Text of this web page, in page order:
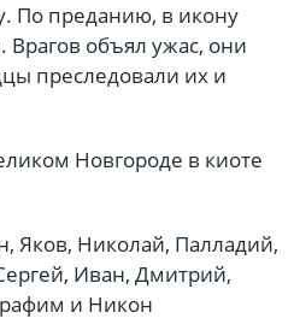
По преданию, в икону
Врагов объял ужас, они
преследовали их и
Новгороде в киоте
Яков, Николай, Палладий,
Иван, Дмитрий,
и Никон